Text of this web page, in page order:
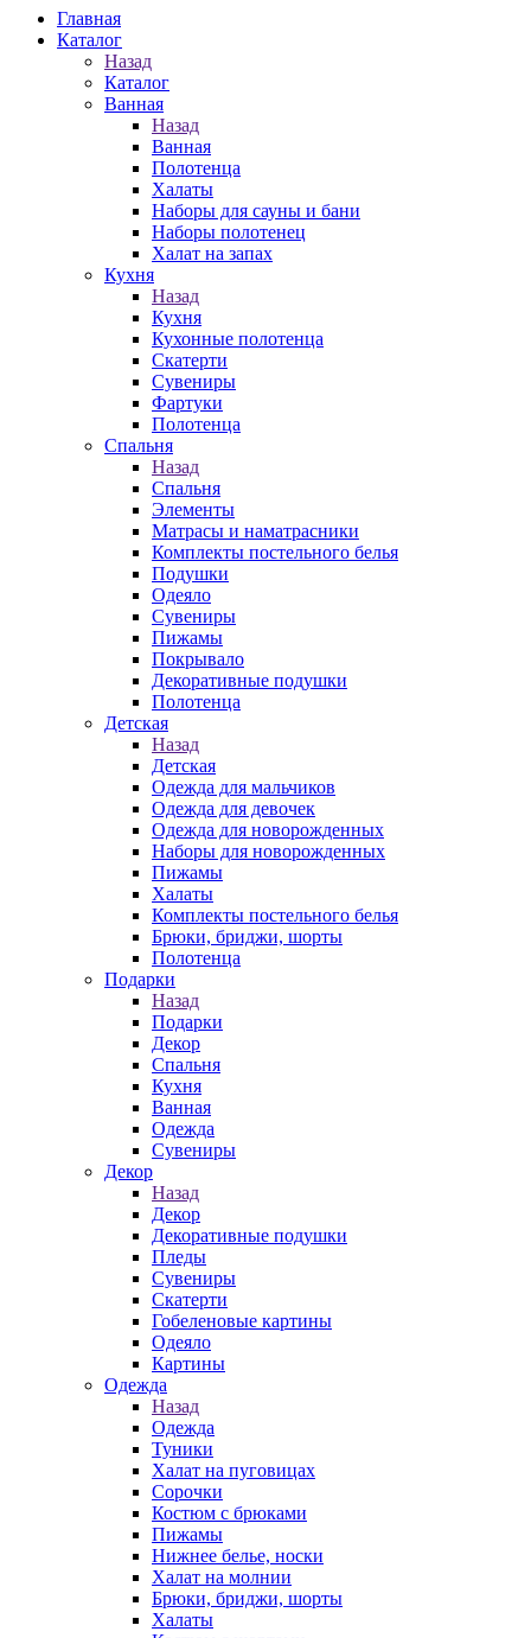
Главная
Каталог
Назад
Каталог
Ванная
Назад
Ванная
Полотенца
Халаты
Наборы для сауны и бани
Наборы полотенец
Халат на запах
Кухня
Назад
Кухня
Кухонные полотенца
Скатерти
Сувениры
Фартуки
Полотенца
Спальня
Назад
Спальня
Элементы
Матрасы и наматрасники
Комплекты постельного белья
Подушки
Одеяло
Сувениры
Пижамы
Покрывало
Декоративные подушки
Полотенца
Детская
Назад
Детская
Одежда для мальчиков
Одежда для девочек
Одежда для новорожденных
Наборы для новорожденных
Пижамы
Халаты
Комплекты постельного белья
Брюки, бриджи, шорты
Полотенца
Подарки
Назад
Подарки
Декор
Спальня
Кухня
Ванная
Одежда
Сувениры
Декор
Назад
Декор
Декоративные подушки
Пледы
Сувениры
Скатерти
Гобеленовые картины
Одеяло
Картины
Одежда
Назад
Одежда
Туники
Халат на пуговицах
Сорочки
Костюм с брюками
Пижамы
Нижнее белье, носки
Халат на молнии
Брюки, бриджи, шорты
Халаты